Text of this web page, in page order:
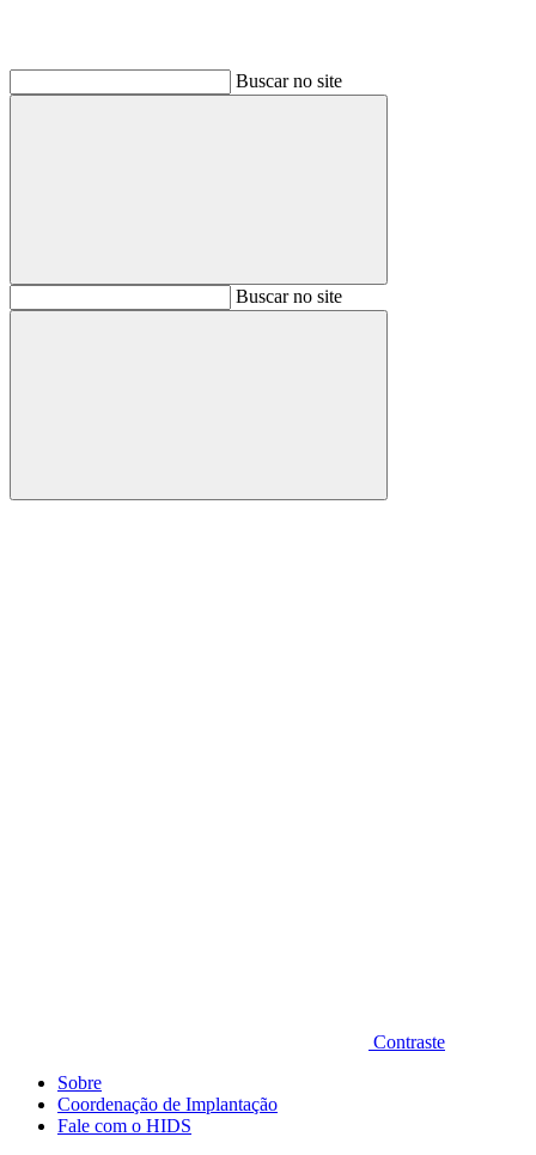
Buscar no site
BuscarBuscar no site
Buscar
Contraste
Sobre
Coordenação de Implantação
Fale com o HIDS